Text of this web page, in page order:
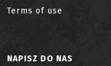
Terms of use
NAPISZ DO NAS